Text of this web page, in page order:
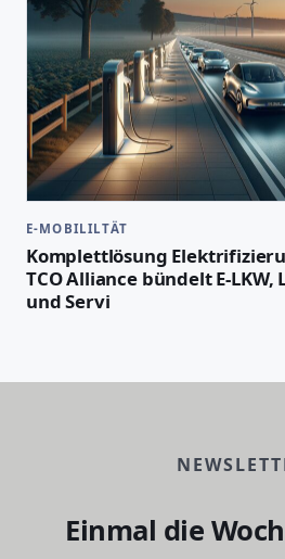
E-MOBILILTÄT
Komplettlösung
TCO Alliance bündelt E-
und Servi
Einmal die